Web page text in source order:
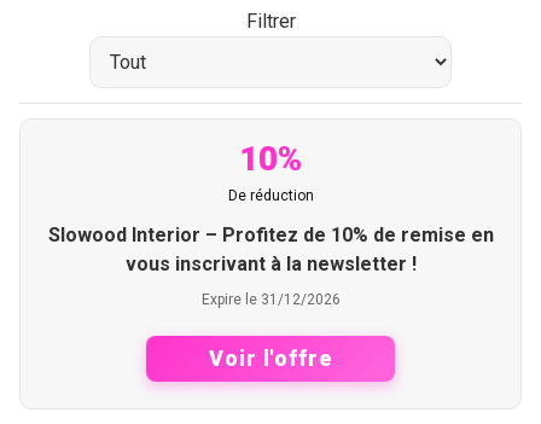
Filtrer
10%
De réduction
Slowood Interior – Profitez de 10% de remise en
vous inscrivant à la newsletter !
Expire le 31/12/2026
Voir l'offre